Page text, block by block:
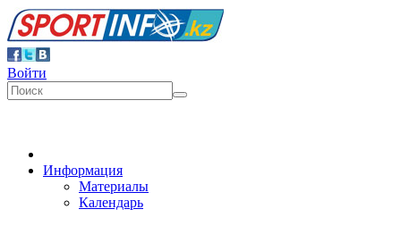
Войти
Информация
Материалы
Календарь